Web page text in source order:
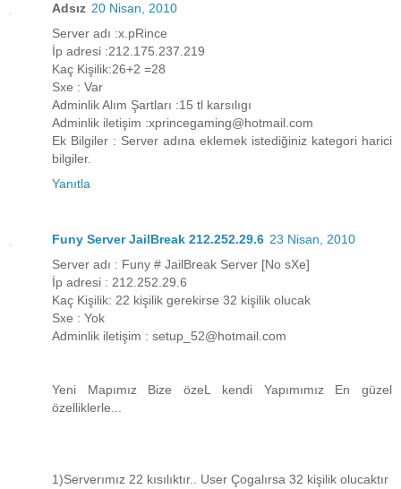
Adsız 20 Nisan, 2010
Server adı :x.pRince
İp adresi :212.175.237.219
Kaç Kişilik:26+2 =28
Sxe : Var
Adminlik Alım Şartları :15 tl karsılıgı
Adminlik iletişim :xprincegaming@hotmail.com
Ek Bilgiler : Server adına eklemek istediğiniz kategori harici
bilgiler.
Yanıtla
Funy Server JailBreak 212.252.29.6 23 Nisan, 2010
Server adı : Funy # JailBreak Server [No sXe]
İp adresi : 212.252.29.6
Kaç Kişilik: 22 kişilik gerekirse 32 kişilik olucak
Sxe : Yok
Adminlik iletişim : setup_52@hotmail.com
Yeni Mapımız Bize özeL kendi Yapımımız En güzel
özelliklerle...
1)Serverımız 22 kısılıktır.. User Çogalırsa 32 kişilik olucaktır